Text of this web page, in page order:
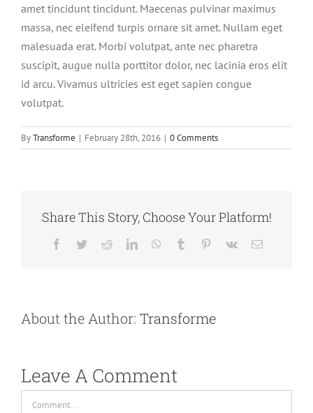
amet tincidunt tincidunt. Maecenas pulvinar maximus
massa, nec eleifend turpis ornare sit amet. Nullam eget
malesuada erat. Morbi volutpat, ante nec pharetra
suscipit, augue nulla porttitor dolor, nec lacinia eros elit
id arcu. Vivamus ultricies est eget sapien congue
volutpat.
ByTransforme | February 28th, 2016 | 0 Comments
Share This Story, Choose Your Platform!
Facebook
TwitterRedditLinkedInWhatsApp
Tumblr Pinterest
Vk Email
About the Author: Transforme
Leave A Comment